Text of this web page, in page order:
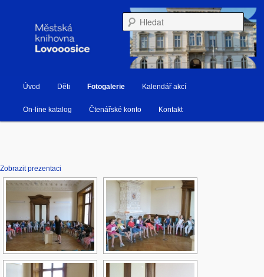
Knihovna Lovosice
Hlavní navigační menu
Přejít k hlavnímu obsahu webu
Přejít k obsahu postranního panelu
Úvod Děti Fotogalerie Kalendář akcí
On-line katalog Čtenářské konto Kontakt
Zobrazit prezentaci